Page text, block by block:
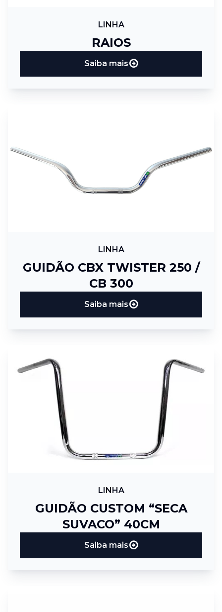
LINHA
RAIOS
Saiba mais
LINHA
GUIDÃO CBX TWISTER 250 /
CB 300
Saiba mais
LINHA
GUIDÃO CUSTOM “SECA
SUVACO” 40CM
Saiba mais